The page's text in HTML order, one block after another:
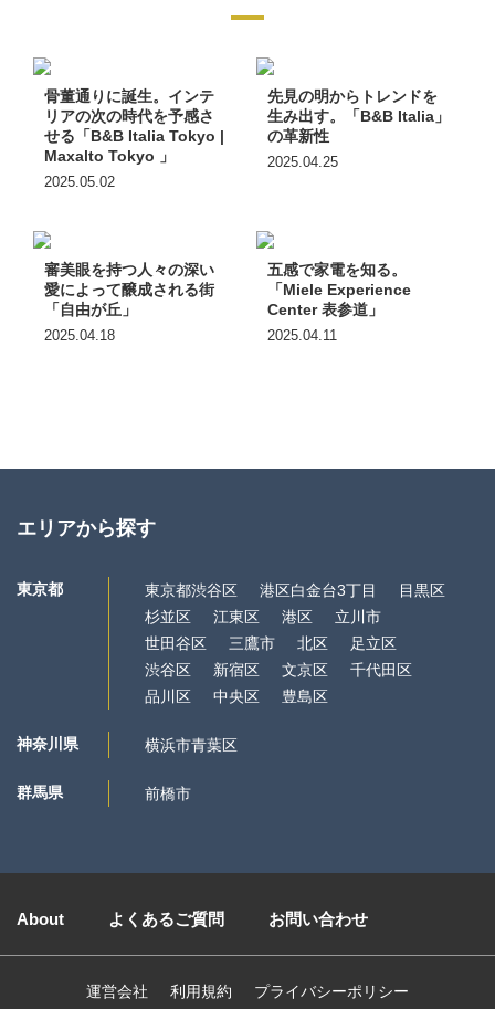
骨董通りに誕生。インテ
リアの次の時代を予感さ
せる「B&B Italia Tokyo |
Maxalto Tokyo 」
2025.05.02
先見の明からトレンドを
生み出す。「B&B Italia」
の革新性
2025.04.25
審美眼を持つ人々の深い
愛によって醸成される街
「自由が丘」
2025.04.18
五感で家電を知る。
「Miele Experience
Center 表参道」
2025.04.11
エリアから探す
東京都 東京都渋谷区 港区白金台3丁目
目黒区
杉並区
江東区 港区
立川市
世田谷区
三鷹市 北区
足立区
渋谷区
新宿区 文京区
千代田区
品川区
中央区 豊島区
神奈川県 横浜市青葉区
群馬県 前橋市
About よくあるご質問 お問い合わせ
運営会社 利用規約 プライバシーポリシー